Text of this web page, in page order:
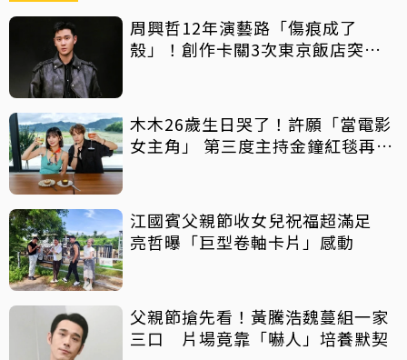
周興哲12年演藝路「傷痕成了
殼」！創作卡關3次東京飯店突找
木木26歲生日哭了！許願「當電影
女主角」 第三度主持金鐘紅毯再喊
江國賓父親節收女兒祝福超滿足
亮哲曝「巨型卷軸卡片」感動
父親節搶先看！黃騰浩魏蔓組一家
三口 片場竟靠「嚇人」培養默契